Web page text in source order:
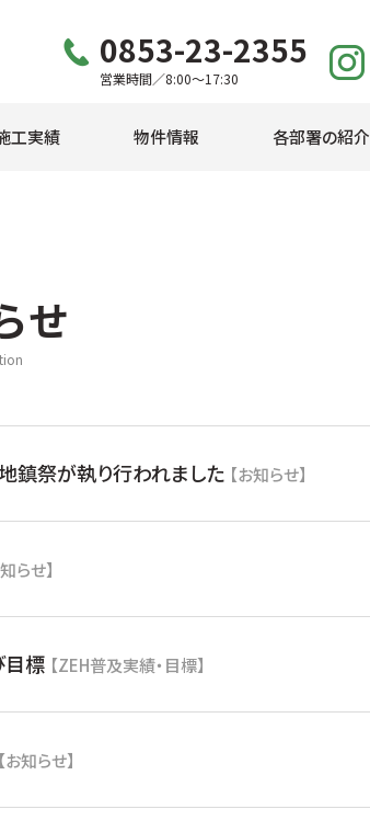
0853-23-2355
営業時間／8:00〜17:30
工実績 物件情報 各部署の紹介
せ
鎮祭が執り行われました 【お知らせ】
らせ】
目標 【ZEH普及実績・目標】
【お知らせ】